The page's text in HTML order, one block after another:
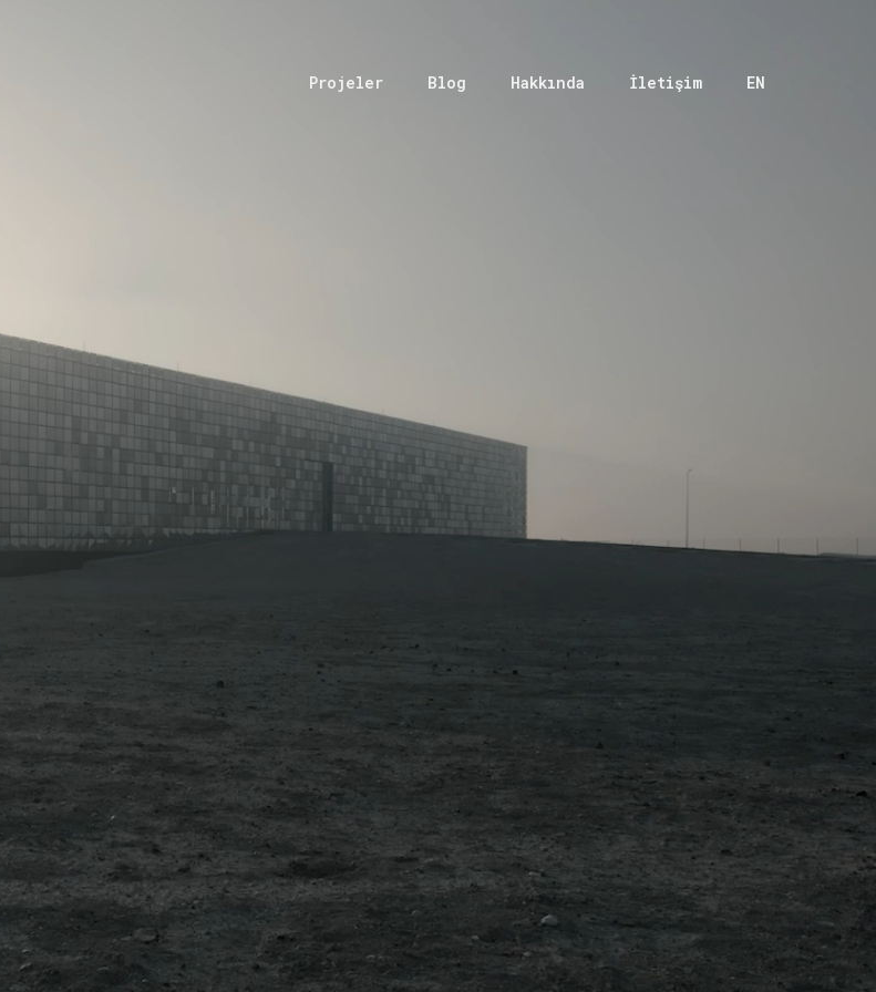
Projeler Blog Hakkında İletişim EN